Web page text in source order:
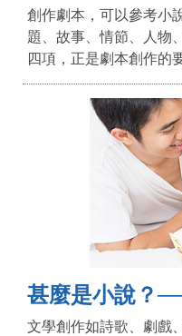
創作劇本，可以參考小
題、故事、情節、人物
四項，正是劇本創作的
甚麼是小說？
文學創作如詩歌、劇戲